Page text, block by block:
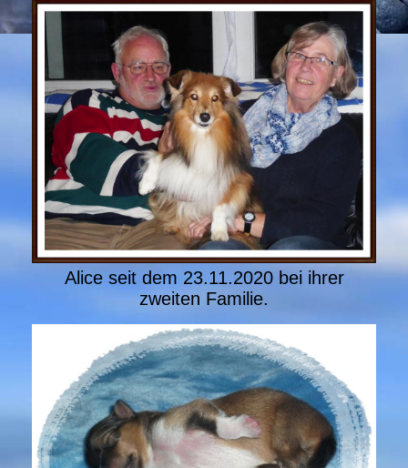
Alice seit dem 23.11.2020 bei ihrer
zweiten Familie.